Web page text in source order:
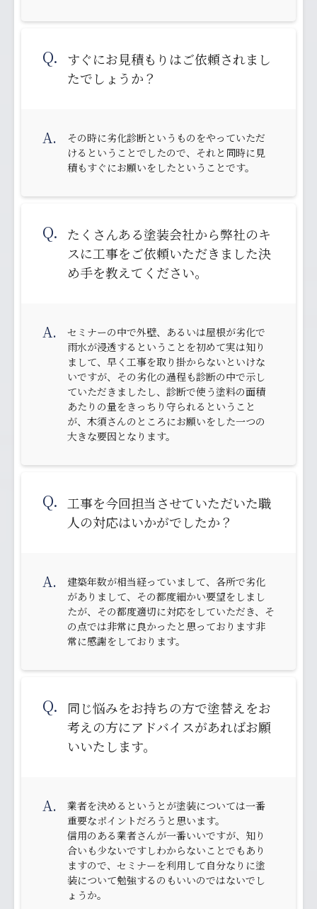
Q.
すぐにお見積もりはご依頼されまし
たでしょうか？
A.
その時に劣化診断というものをやっていただ
けるということでしたので、それと同時に見
積もすぐにお願いをしたということです。
Q.
たくさんある塗装会社から弊社のキ
スに工事をご依頼いただきました決
め手を教えてください。
A.
セミナーの中で外壁、あるいは屋根が劣化で
雨水が浸透するということを初めて実は知り
まして、早く工事を取り掛からないといけな
いですが、その劣化の過程も診断の中で示し
ていただきましたし、診断で使う塗料の面積
あたりの量をきっちり守られるということ
が、木須さんのところにお願いをした一つの
大きな要因となります。
Q.
工事を今回担当させていただいた職
人の対応はいかがでしたか？
A.
建築年数が相当経っていまして、各所で劣化
がありまして、その都度細かい要望をしまし
たが、その都度適切に対応をしていただき、そ
の点では非常に良かったと思っております非
常に感謝をしております。
Q.
同じ悩みをお持ちの方で塗替えをお
考えの方にアドバイスがあればお願
いいたします。
A.
業者を決めるというとが塗装については一番
重要なポイントだろうと思います。
信用のある業者さんが一番いいですが、知り
合いも少ないですしわからないことでもあり
ますので、セミナーを利用して自分なりに塗
装について勉強するのもいいのではないでし
ょうか。